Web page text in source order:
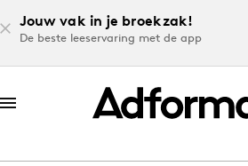
Jouw vak in je broekzak!
De beste leeservaring met de app